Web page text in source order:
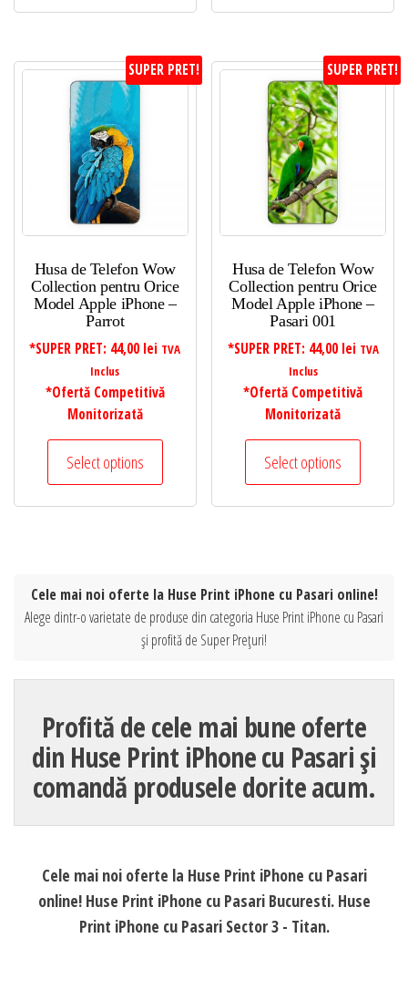
SUPER PRET!
Husa de Telefon Wow
Collection pentru Orice
Model Apple iPhone –
Parrot
*SUPER PRET: 44,00 lei TVA
Inclus
*Ofertă Competitivă
Monitorizată
Select options
SUPER PRET!
Husa de Telefon Wow
Collection pentru Orice
Model Apple iPhone –
Pasari 001
*SUPER PRET: 44,00 lei TVA
Inclus
*Ofertă Competitivă
Monitorizată
Select options
Cele mai noi oferte la Huse Print iPhone cu Pasari online!
Alege dintr-o varietate de produse din categoria Huse Print iPhone cu Pasari
și profită de Super Prețuri!
Profită de cele mai bune oferte
din Huse Print iPhone cu Pasari și
comandă produsele dorite acum.
Cele mai noi oferte la Huse Print iPhone cu Pasari
online! Huse Print iPhone cu Pasari Bucuresti. Huse
Print iPhone cu Pasari Sector 3 - Titan.